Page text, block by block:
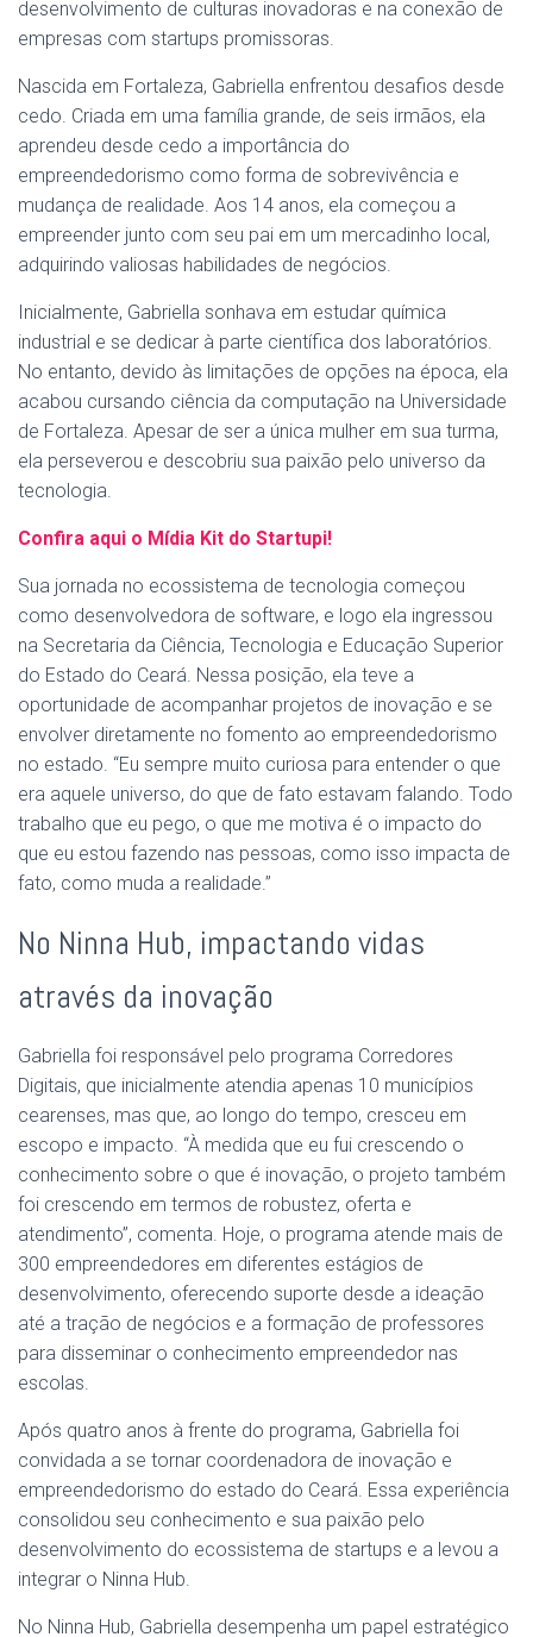
desenvolvimento de culturas inovadoras e na conexão de
empresas com startups promissoras.
Nascida em Fortaleza, Gabriella enfrentou desafios desde
cedo. Criada em uma família grande, de seis irmãos, ela
aprendeu desde cedo a importância do
empreendedorismo como forma de sobrevivência e
mudança de realidade. Aos 14 anos, ela começou a
empreender junto com seu pai em um mercadinho local,
adquirindo valiosas habilidades de negócios.
Inicialmente, Gabriella sonhava em estudar química
industrial e se dedicar à parte científica dos laboratórios.
No entanto, devido às limitações de opções na época, ela
acabou cursando ciência da computação na Universidade
de Fortaleza. Apesar de ser a única mulher em sua turma,
ela perseverou e descobriu sua paixão pelo universo da
tecnologia.
Confira aqui o Mídia Kit do Startupi!
Sua jornada no ecossistema de tecnologia começou
como desenvolvedora de software, e logo ela ingressou
na Secretaria da Ciência, Tecnologia e Educação Superior
do Estado do Ceará. Nessa posição, ela teve a
oportunidade de acompanhar projetos de inovação e se
envolver diretamente no fomento ao empreendedorismo
no estado. “Eu sempre muito curiosa para entender o que
era aquele universo, do que de fato estavam falando. Todo
trabalho que eu pego, o que me motiva é o impacto do
que eu estou fazendo nas pessoas, como isso impacta de
fato, como muda a realidade.”
No Ninna Hub, impactando vidas
através da inovação
Gabriella foi responsável pelo programa Corredores
Digitais, que inicialmente atendia apenas 10 municípios
cearenses, mas que, ao longo do tempo, cresceu em
escopo e impacto. “À medida que eu fui crescendo o
conhecimento sobre o que é inovação, o projeto também
foi crescendo em termos de robustez, oferta e
atendimento”, comenta. Hoje, o programa atende mais de
300 empreendedores em diferentes estágios de
desenvolvimento, oferecendo suporte desde a ideação
até a tração de negócios e a formação de professores
para disseminar o conhecimento empreendedor nas
escolas.
Após quatro anos à frente do programa, Gabriella foi
convidada a se tornar coordenadora de inovação e
empreendedorismo do estado do Ceará. Essa experiência
consolidou seu conhecimento e sua paixão pelo
desenvolvimento do ecossistema de startups e a levou a
integrar o Ninna Hub.
No Ninna Hub, Gabriella desempenha um papel estratégico